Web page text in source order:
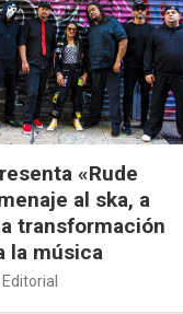
«Rude
al ska, a
transformación
la música
Editorial